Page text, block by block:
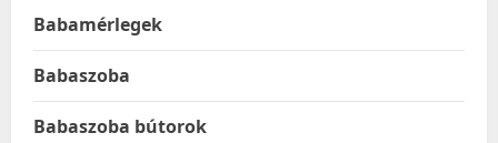
Babamérlegek
Babaszoba
Babaszoba bútorok